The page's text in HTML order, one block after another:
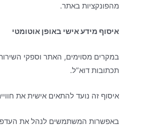
מהפונקציות באתר.
איסוף מידע אישי באופן אוטומטי
תכתובות דוא”ל.
איסוף זה נועד להתאים אישית את
באפשרות המשתמשים לנהל את